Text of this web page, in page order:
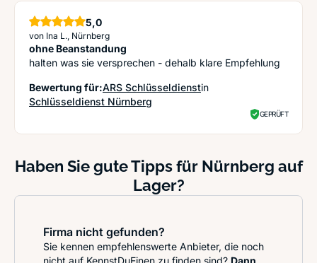
5,0Sterne
von Ina L., Nürnberg
ohne Beanstandung
halten was sie versprechen - dehalb klare Empfehlung
Bewertung für:ARS Schlüsseldienstin
Schlüsseldienst Nürnberg
GEPRÜFT
Haben Sie gute Tipps für Nürnberg auf
Lager?
Firma nicht gefunden?
Sie kennen empfehlenswerte Anbieter, die noch
nicht auf KennstDuEinen zu finden sind? Dann